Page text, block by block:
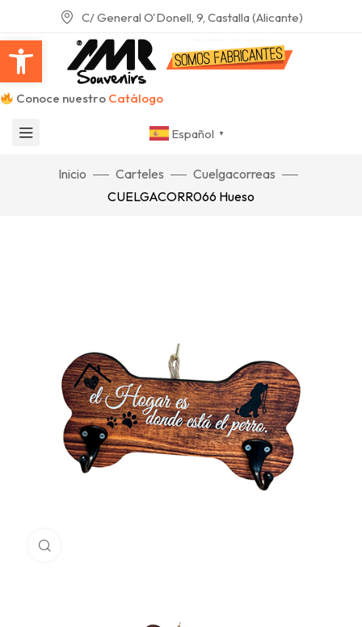
Abrir barra de herramientas
C/ General O'Donell, 9, Castalla (Alicante)
Conoce nuestro Catálogo
Español ▼
Inicio Carteles
Cuelgacorreas
CUELGACORR066 Hueso